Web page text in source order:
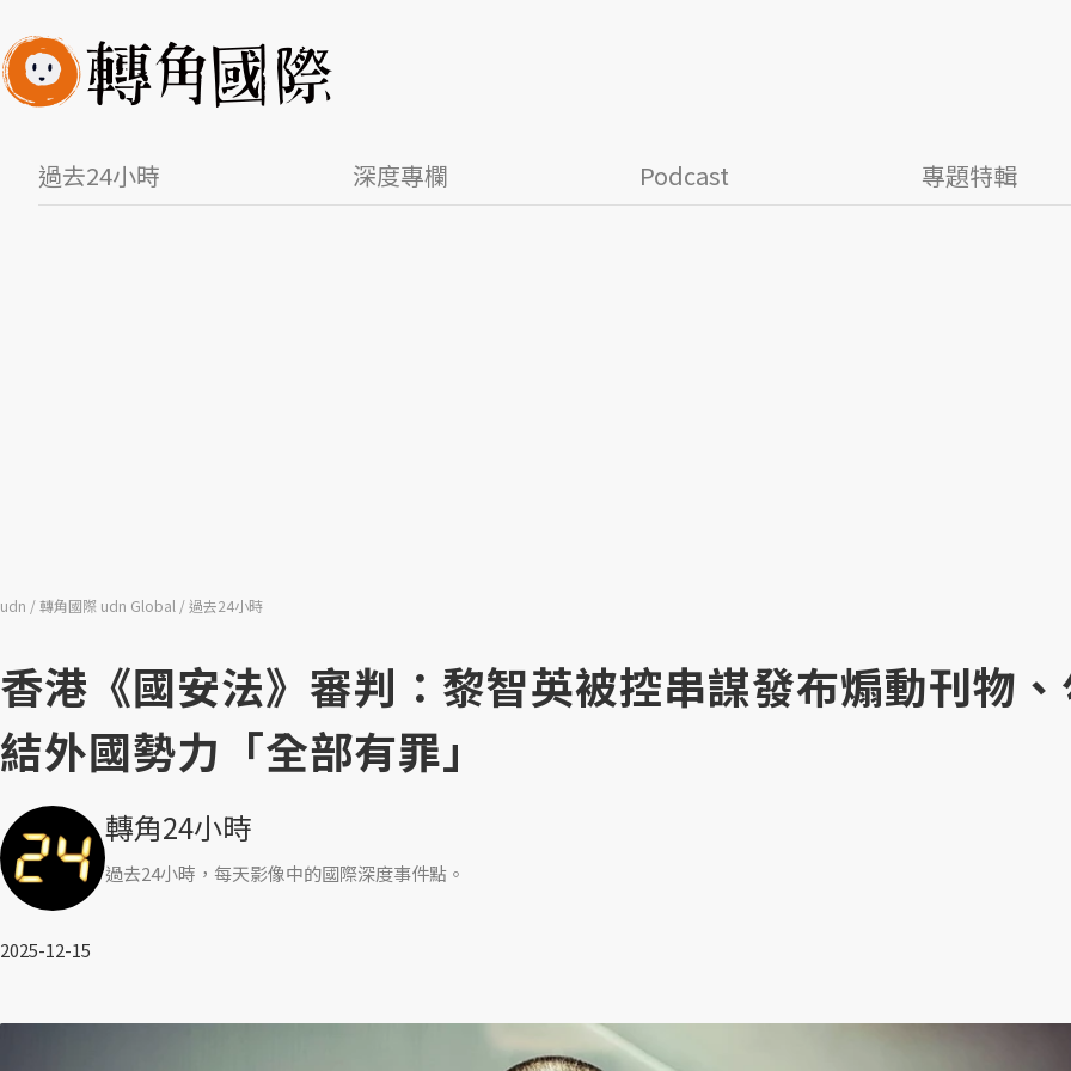
過去24小時 深度專欄 Podcast 專題特輯
udn 轉角國際 udn Global 過去24小時
香港《國安法》審判：黎智英被控串謀發布煽動刊物
結外國勢力「全部有罪」
轉角24小時
過去24小時，每天影像中的國際深度事件點。
2025-12-15